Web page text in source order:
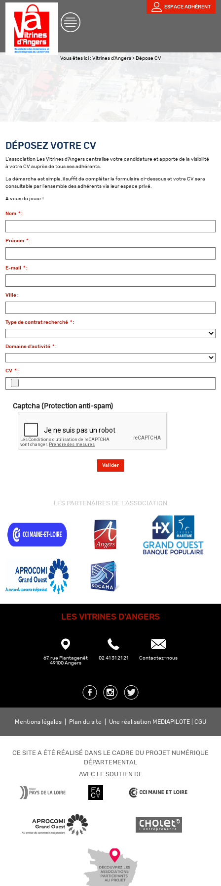
ESPACE ADHÉRENT
Vous êtes ici : Vitrines d'Angers > Dépose CV
DÉPOSEZ VOTRE CV
L'association Les Vitrines d'Angers centralise votre candidature et apporte de la visibilité
à votre CV auprès de tous ses adhérents.
La démarche est simple, il suffit de compléter le formulaire ci-dessous et votre CV sera
consultable par l'ensemble des adhérents via leur espace privé.
A vous de jouer !
Nom * :
Prénom * :
E-mail * :
Ville :
Type de contrat recherché * :
Domaine d'activité * :
CV * :
Captcha (Protection anti-spam)
LES PARTENAIRES DE L'ASSOCIATION
LES VITRINES D'ANGERS
67, rue Plantagenêt
49100 Angers
02 41 31 21 21 Contactez-nous
Mentions légales Plan du site Une réalisation MEDIAPILOTE CGU
CE SITE A ÉTÉ RÉALISÉ DANS LE CADRE DU PROJET NUMÉRIQUE
DÉPARTEMENTAL
AVEC LE SOUTIEN DE